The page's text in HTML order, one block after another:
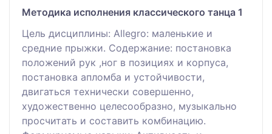
Методика исполнения классического танца 1
Цель дисциплины: Allegro: маленькие и
средние прыжки. Содержание: постановка
положений рук ,ног в позициях и корпуса,
постановка апломба и устойчивости,
двигаться технически совершенно,
художественно целесообразно, музыкально
просчитать и составить комбинацию.